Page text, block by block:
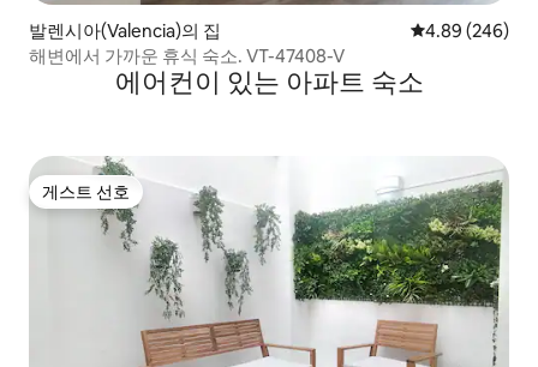
발렌시아(Valencia)의 집 평점 4.89점(5
4.89 (246)
해변에서 가까운 휴식 숙소. VT-47408-V
에어컨이 있는 아파트 숙소
게스트 선호
게스트 선호